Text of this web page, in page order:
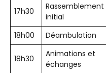
17h30
Rassemblement
initial
18h00
Déambulation
18h30
Animations et
échanges